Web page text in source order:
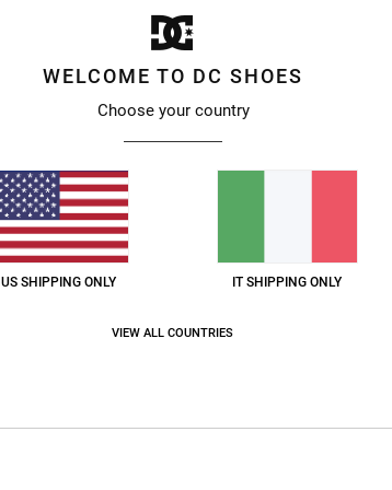
WELCOME TO DC SHOES
Choose your country
US SHIPPING ONLY IT SHIPPING ONLY
VIEW ALL COUNTRIES